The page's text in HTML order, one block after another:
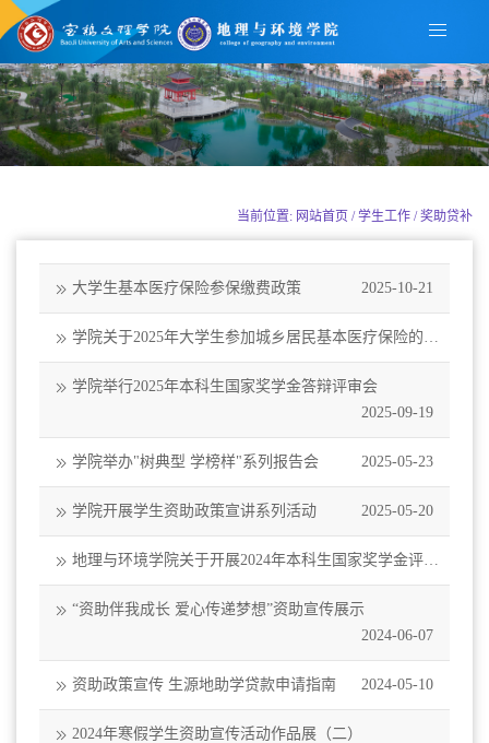
当前位置: 网站首页 / 学生工作 / 奖助贷补
大学生基本医疗保险参保缴费政策 2025-10-21
学院关于2025年大学生参加城乡居民基本医疗保险的通
知
2025-10-21
学院举行2025年本科生国家奖学金答辩评审会
2025-09-19
学院举办"树典型 学榜样"系列报告会 2025-05-23
学院开展学生资助政策宣讲系列活动 2025-05-20
地理与环境学院关于开展2024年本科生国家奖学金评审
工作的通知
2024-09-18
“资助伴我成长 爱心传递梦想”资助宣传展示
2024-06-07
资助政策宣传 生源地助学贷款申请指南 2024-05-10
2024年寒假学生资助宣传活动作品展（二）